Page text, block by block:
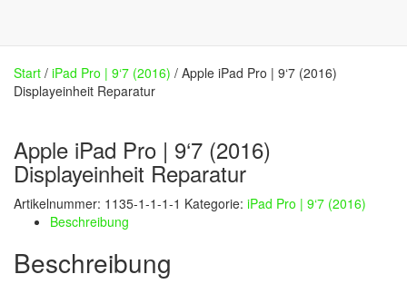
Start / iPad Pro | 9‘7 (2016) / Apple iPad Pro | 9‘7 (2016)
Displayeinheit Reparatur
Apple iPad Pro | 9‘7 (2016)
Displayeinheit Reparatur
Artikelnummer: 1135-1-1-1-1 Kategorie: iPad Pro | 9‘7 (2016)
Beschreibung
Beschreibung